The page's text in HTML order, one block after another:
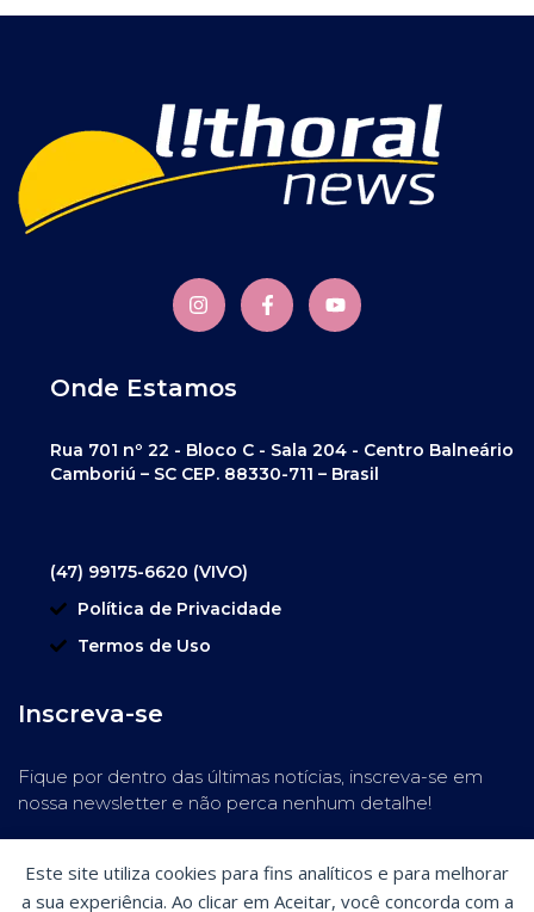
Este site utiliza cookies para fins analíticos e para melhorar
a sua experiência. Ao clicar em Aceitar, você concorda com a
Onde Estamos
Rua 701 nº 22 - Bloco C - Sala 204 - Centro Balneário
Camboriú – SC CEP. 88330-711 – Brasil
(47) 99175-6620 (VIVO)
Política de Privacidade
Termos de Uso
Inscreva-se
Fique por dentro das últimas notícias, inscreva-se em
nossa newsletter e não perca nenhum detalhe!